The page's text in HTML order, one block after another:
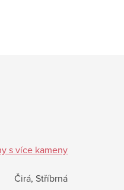
s více kameny
Čirá, Stříbrná